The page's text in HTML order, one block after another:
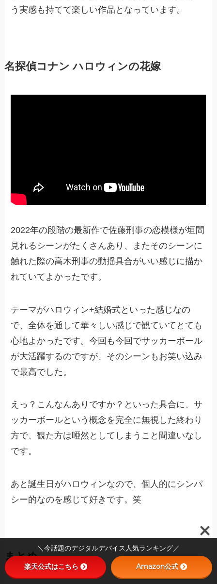
う実感も持てて楽しい作品となっています。
名探偵コナン ハロウィンの花嫁
2022年の段階の最新作で佐藤刑事の恋模様が垣間
見れるシーンがたくさんあり、またそのシーンに
触れた際の高木刑事の動揺具合がいい感じに描か
れていてよかったです。
テーマがハロウィン+結婚式といった感じなの
で、全体を通して華々しい感じで観ていてとても
心地よかったです。今回も今回でサッカーボール
が大活躍するのですが、そのシーンもお笑い込み
で最高でした。
えっ？こんなんありですか？といった具合に、サ
ッカーボールという概念を完全に無視した終わり
方で、観た方は唖然としてしまうこと間違いなし
です。
あと誕生日がハロウィンなので、個人的にシンパ
シー的なのを感じて好きです。笑
まとめ
＼今話題のデジタルデバイス人気ランキング／
楽天公式はこちら Amazon公式